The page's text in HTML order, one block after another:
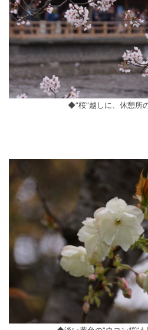
◆”桜”越しに、休憩所